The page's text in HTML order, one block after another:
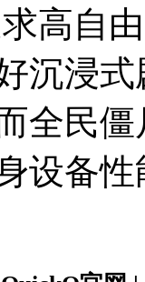
高自
沉浸
全民
设备